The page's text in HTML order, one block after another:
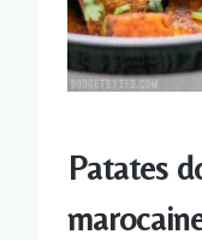
Patates